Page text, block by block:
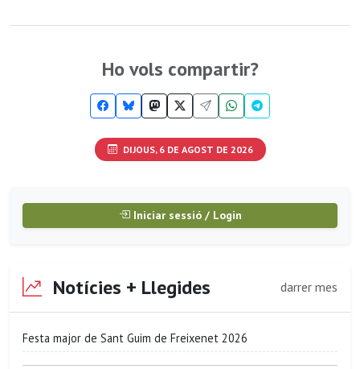
Ho vols compartir?
DIJOUS, 6 DE AGOST DE 2026
Iniciar sessió / Login
Notícies + Llegides darrer mes
Festa major de Sant Guim de Freixenet 2026